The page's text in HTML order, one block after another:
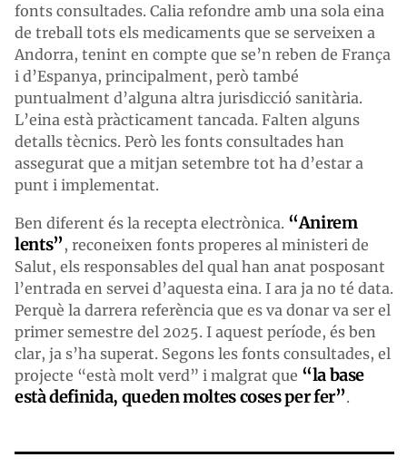
fonts consultades. Calia refondre amb una sola eina
de treball tots els medicaments que se serveixen a
Andorra, tenint en compte que se’n reben de França
i d’Espanya, principalment, però també
puntualment d’alguna altra jurisdicció sanitària.
L’eina està pràcticament tancada. Falten alguns
detalls tècnics. Però les fonts consultades han
assegurat que a mitjan setembre tot ha d’estar a
punt i implementat.
Ben diferent és la recepta electrònica. “Anirem
lents”, reconeixen fonts properes al ministeri de
Salut, els responsables del qual han anat posposant
l’entrada en servei d’aquesta eina. I ara ja no té data.
Perquè la darrera referència que es va donar va ser el
primer semestre del 2025. I aquest període, és ben
clar, ja s’ha superat. Segons les fonts consultades, el
projecte “està molt verd” i malgrat que “la base
està definida, queden moltes coses per fer”.